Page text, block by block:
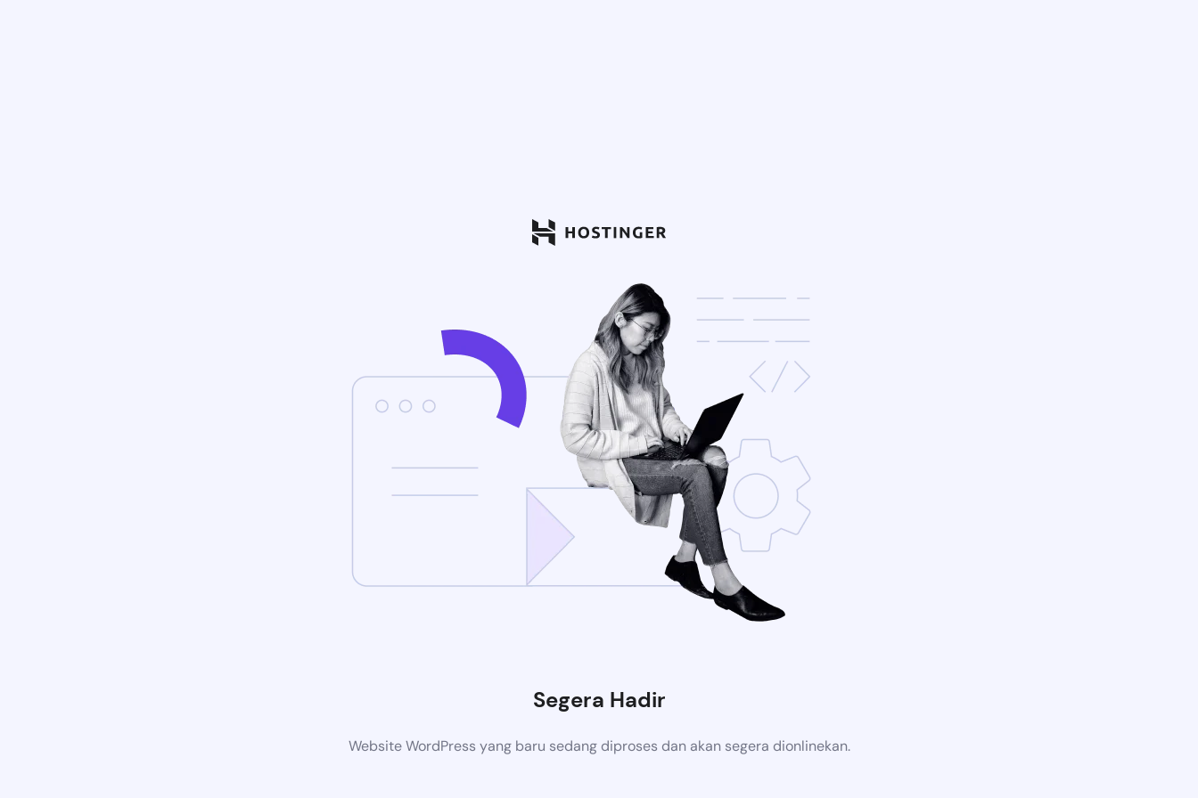
Segera Hadir
Website WordPress yang baru sedang diproses dan akan segera dionlinekan.